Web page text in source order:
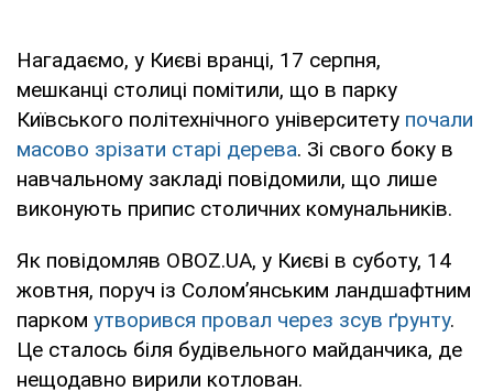
Нагадаємо, у Києві вранці, 17 серпня,
мешканці столиці помітили, що в парку
Київського політехнічного університету почали
масово зрізати старі дерева. Зі свого боку в
навчальному закладі повідомили, що лише
виконують припис столичних комунальників.
Як повідомляв OBOZ.UA, у Києві в суботу, 14
жовтня, поруч із Солом’янським ландшафтним
парком утворився провал через зсув ґрунту.
Це сталось біля будівельного майданчика, де
нещодавно вирили котлован.